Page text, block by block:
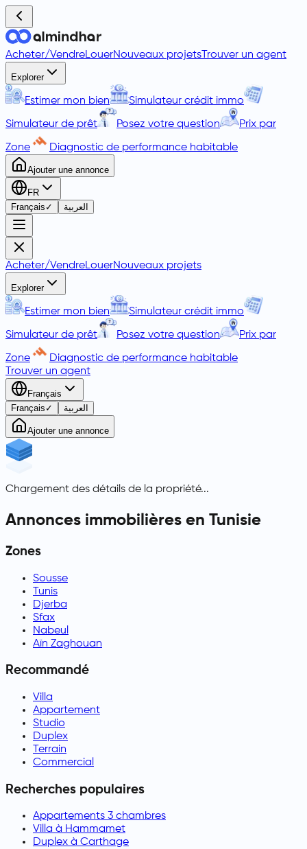
Acheter/VendreLouerNouveaux projets Trouver un agent
Explorer
Estimer mon bien Simulateur crédit immo
Simulateur de prêt Posez votre question Prix par
Zone Diagnostic de performance habitable
Ajouter une annonce
FR
Français ✓ العربية
Acheter/VendreLouerNouveaux projets
Explorer
Estimer mon bien Simulateur crédit immo
Simulateur de prêt Posez votre question Prix par
Zone
Diagnostic de performance habitable
Trouver un agent
Français
Français ✓ العربية
Ajouter une annonce
Chargement des détails de la propriété...
Annonces immobilières en Tunisie
Zones
Sousse
Tunis
Djerba
Sfax
Nabeul
Aïn Zaghouan
Recommandé
Villa
Appartement
Studio
Duplex
Terrain
Commercial
Recherches populaires
Appartements 3 chambres
Villa à Hammamet
Duplex à Carthage